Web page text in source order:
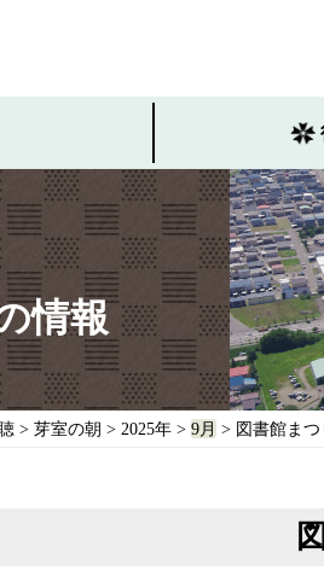
情報
> 芽室の朝 > 2025年 > 9月 > 図書館まつ